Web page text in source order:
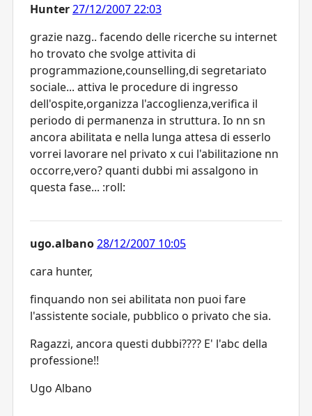
Hunter27/12/2007 22:03
grazie nazg.. facendo delle ricerche su internet
ho trovato che svolge attivita di
programmazione,counselling,di segretariato
sociale... attiva le procedure di ingresso
dell'ospite,organizza l'accoglienza,verifica il
periodo di permanenza in struttura. Io nn sn
ancora abilitata e nella lunga attesa di esserlo
vorrei lavorare nel privato x cui l'abilitazione nn
occorre,vero? quanti dubbi mi assalgono in
questa fase... :roll:
ugo.albano28/12/2007 10:05
cara hunter,
finquando non sei abilitata non puoi fare
l'assistente sociale, pubblico o privato che sia.
Ragazzi, ancora questi dubbi???? E' l'abc della
professione!!
Ugo Albano